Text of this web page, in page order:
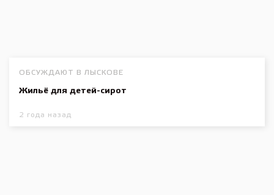
ОБСУЖДАЮТ В ЛЫСКОВЕ
Жильё для детей-сирот
2 года назад